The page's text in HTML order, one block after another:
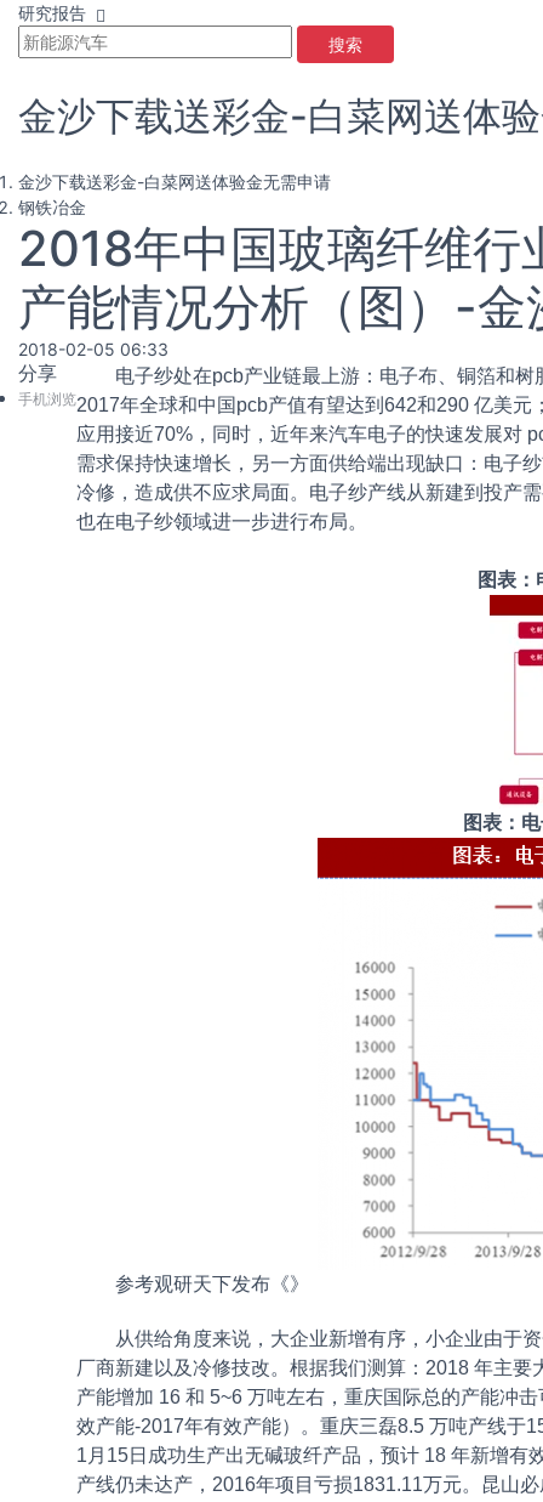
研究报告
搜索
金沙下载送彩金-白菜网送体
金沙下载送彩金-白菜网送体验金无需申请
钢铁冶金
2018年中国玻璃纤维行
产能情况分析（图）-金
2018-02-05 06:33
分享
手机浏览
电子纱处在pcb产业链最上游：电子布、铜箔和树
2017年全球和中国pcb产值有望达到642和290 亿美
应用接近70%，同时，近年来汽车电子的快速发展对
需求保持快速增长，另一方面供给端出现缺口：电子
冷修，造成供不应求局面。电子纱产线从新建到投产
也在电子纱领域进一步进行布局。
图表
图表：
参考观研天下发布《》
从供给角度来说，大企业新增有序，小企业由于
厂商新建以及冷修技改。根据我们测算：2018 年主
产能增加 16 和 5~6 万吨左右，重庆国际总的产能冲
效产能-2017年有效产能）。重庆三磊8.5 万吨产线于
1月15日成功生产出无碱玻纤产品，预计 18 年新增有
产线仍未达产，2016年项目亏损1831.11万元。昆山